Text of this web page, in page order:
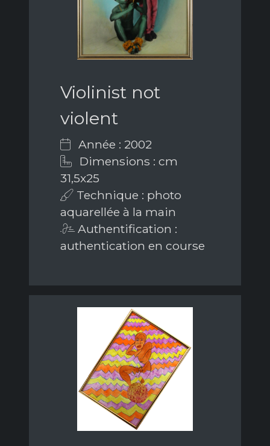
Violinist not
violent
Année : 2002
Dimensions : cm
31,5x25
Technique : photo
aquarellée à la main
Authentification :
authentication en course